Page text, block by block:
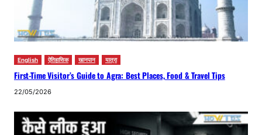
English ऐतिहासिक खानपान यात्रा
First-Time Visitor’s Guide to Agra: Best Places, Food & Travel Tips
22/05/2026